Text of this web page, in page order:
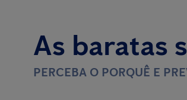
As baratas
PERCEBA O PORQUÊ E